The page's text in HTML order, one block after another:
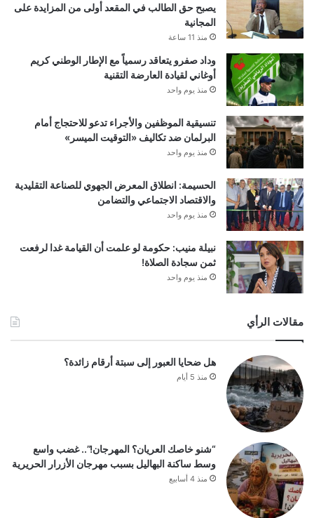
يصبح حق الطالب في المقعد أولى من المزايدة على
المجانية
منذ 11 ساعة
وداد صفرو يتعاقد رسمياً مع الإطار الوطني كريم
أوغاني لقيادة العارضة التقنية
منذ يوم واحد
تنسيقية الموظفين والأجراء تدعو للاحتجاج أمام
البرلمان ضد تكاليف «التوقيت الميسر»
منذ يوم واحد
الحسيمة: انطلاق المعرض الجهوي للصناعة التقليدية
والاقتصاد الاجتماعي والتضامن
منذ يوم واحد
نبيلة منيب: حكومة لو علمت أن القيامة غدا لرفعت
ثمن سجادة الصلاة!
منذ يوم واحد
مقالات الرأي
هل ضحايا العبور إلى سبتة أرقام زائدة؟
منذ 5 أيام
“شنو خاصك العريان؟ المهرجان!”.. غضب واسع
وسط ساكنة البهاليل بسبب مهرجان الأزرار الحريرية
منذ 4 أسابيع